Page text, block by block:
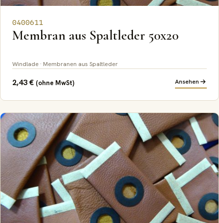
0400611
Membran aus Spaltleder 50x20
Windlade · Membranen aus Spaltleder
2,43€ (ohne MwSt) Ansehen